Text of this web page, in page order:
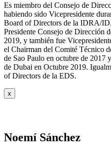
Es miembro del Consejo de
habiendo sido Vicepresidente
Board of Directors de la IDRA/
Presidente Consejo de Dirección
2019, y también fue
el Chairman del Comité Técnico
de Sao Paulo en octubre de
de Dubai en Octubre 2019.
of Directors de la EDS.
x
Noemí Sánchez